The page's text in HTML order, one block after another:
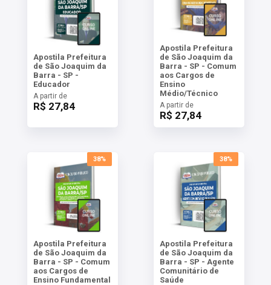
Apostila Prefeitura
de São Joaquim da
Barra - SP -
Educador
A partir de
R$ 27,84
Apostila Prefeitura
de São Joaquim da
Barra - SP - Comum
aos Cargos de
Ensino
Médio/Técnico
A partir de
R$ 27,84
38%
Apostila Prefeitura
de São Joaquim da
Barra - SP - Comum
aos Cargos de
Ensino Fundamental
38%
Apostila Prefeitura
de São Joaquim da
Barra - SP - Agente
Comunitário de
Saúde